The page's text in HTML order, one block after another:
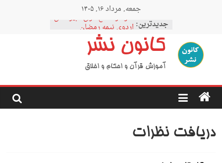
جمعه, مرداد ۱۶, ۱۴۰۵
جدیدترین:
نمودار مقطع فوق دبیرستان
اردوی نیمه رمضان
اردوی نیمه شعبان
اردوی غدیر
اردوی محرم
کانون نشر
آموزش قرآن و احکام و اخلاق
دریافت نظرات